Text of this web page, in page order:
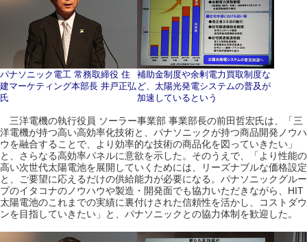
パナソニック電工 常務取締役 住
建マーケティング本部長 井戸正弘
氏
補助金制度や余剰電力買取制度な
ど、太陽光発電システムの普及が
加速しているという
三洋電機の執行役員 ソーラー事業部 事業部長の前田哲宏氏は、「三
洋電機が持つ高い高効率化技術と、パナソニックが持つ商品開発ノウハ
ウを融合することで、より効率的な技術の商品化を図っていきたい」
と、さらなる高効率パネルに意欲を示した。そのうえで、「より性能の
高い次世代太陽電池を展開していくためには、リーズナブルな価格設定
と、ご要望に応えるだけの供給能力が必要になる。パナソニックグルー
プのイタコナのノウハウや製造・開発面でも協力いただきながら、HIT
太陽電池のこれまでの実績に裏付けされた信頼性を活かし、コストダウ
ンを目指していきたい」と、パナソニックとの協力体制を歓迎した。